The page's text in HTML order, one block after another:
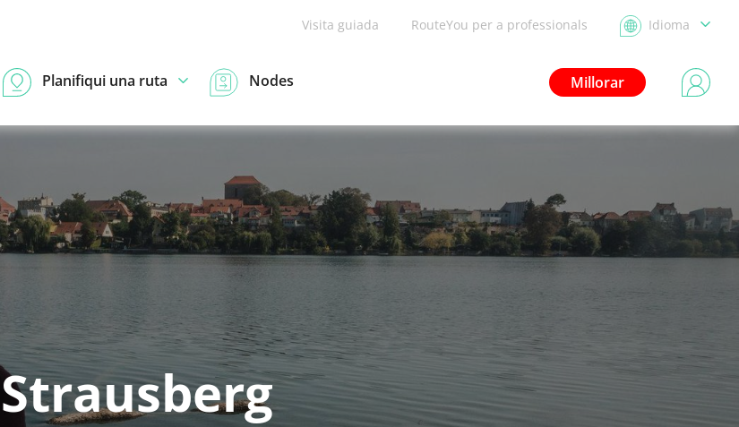
Visita guiada RouteYou per a professionals Idioma
Millorar
Planifiqui una ruta Nodes
Strausberg